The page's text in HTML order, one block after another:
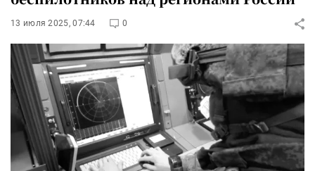
13 июля 2025, 07:44 0